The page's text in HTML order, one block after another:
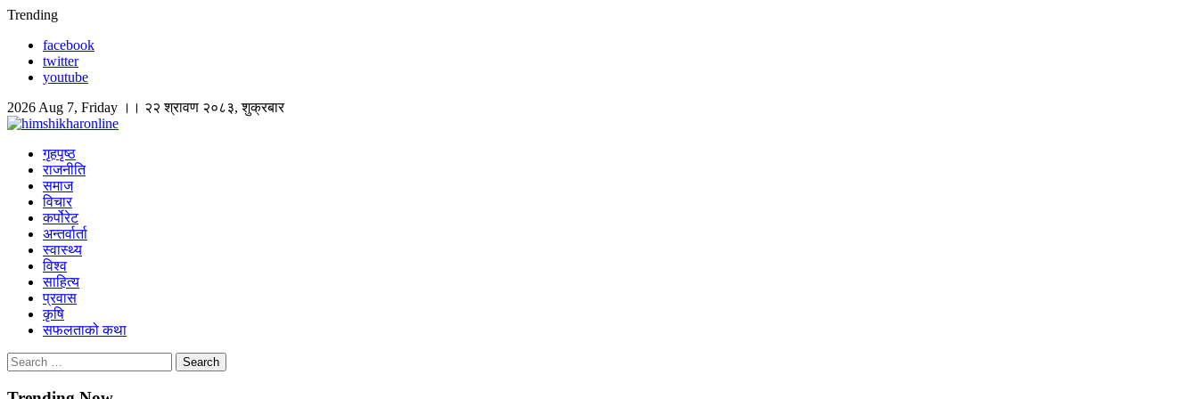
Skip
content
Trending
facebook
twitter
youtube
2026 Aug 7, Friday ।। २२ श्रावण २०८३, शुक्रबार
Himshikhar Online
गृहपृष्ठ
राजनीति
समाज
विचार
कर्पोरेट
अन्तर्वार्ता
स्वास्थ्य
विश्व
साहित्य
प्रवास
कृषि
सफलताको कथा
Search
for: